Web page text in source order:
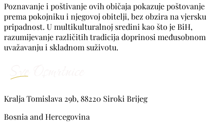
Poznavanje i poštivanje ovih običaja pokazuje poštovanje
prema pokojniku i njegovoj obitelji, bez obzira na vjersku
pripadnost. U multikulturalnoj sredini kao što je BiH,
razumijevanje različitih tradicija doprinosi međusobnom
uvažavanju i skladnom suživotu.
Kralja Tomislava 29b, 88220 Siroki Brijeg
Bosnia and Hercegovina